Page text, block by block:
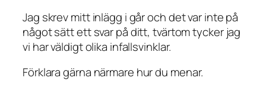
Jag skrev mitt inlägg i går och det var inte på
något sätt ett svar på ditt, tvärtom tycker jag
vi har väldigt olika infallsvinklar.
Förklara gärna närmare hur du menar.